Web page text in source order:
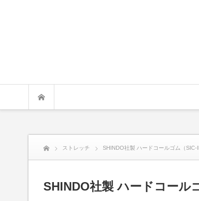
ストレッチ SHINDO社製 ハードコールゴム（SIC-
SHINDO社製 ハードコール